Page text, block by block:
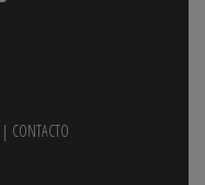
| CONTACTO